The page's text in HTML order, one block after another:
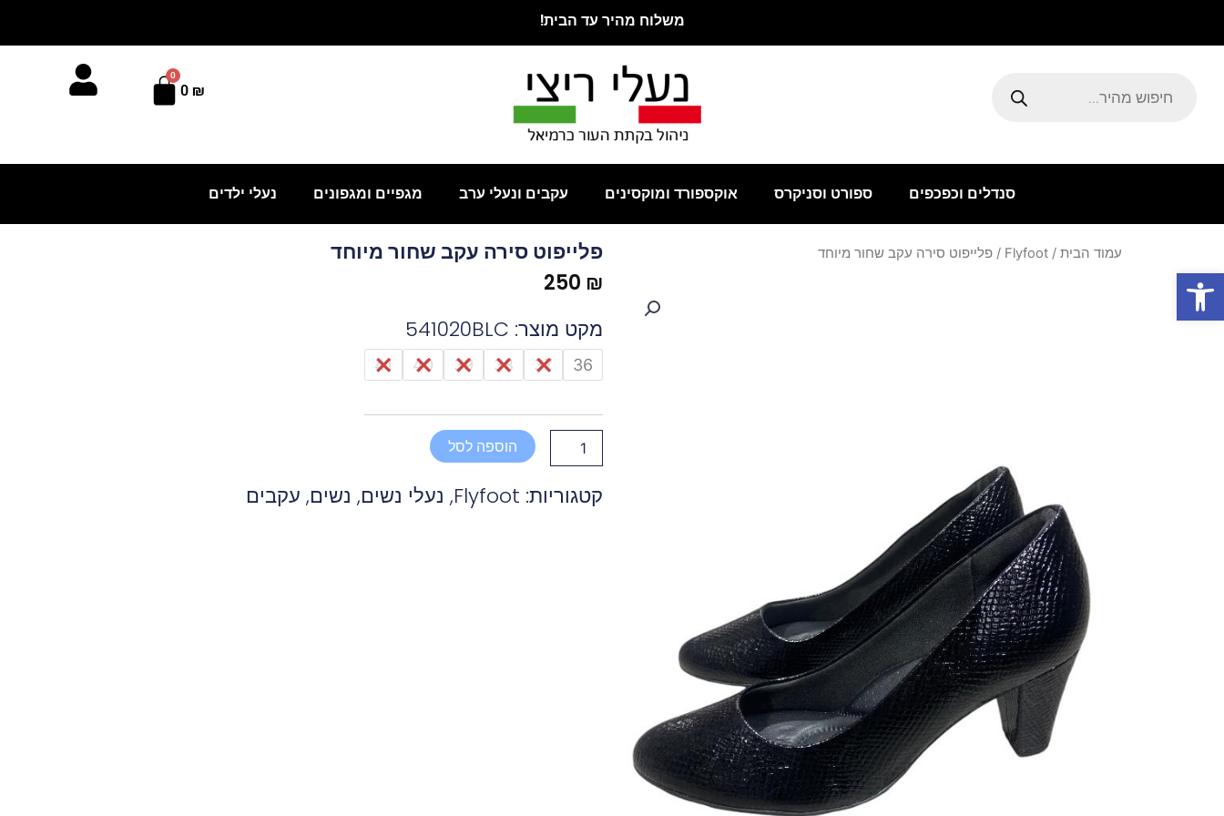
פתח סרגל נגישות
משלוח מהיר עד הבית!
0 ₪
0
עגלת
סנדלים וכפכפים ספורט וסניקרס אוקספורד ומוקסינים עקבים ונעלי ערב מגפיים ומגפונים נעלי ילדים
עמוד הבית /
Flyfoot / פלייפוט סירה עקב שחור מיוחד
פלייפוט סירה עקב שחור מיוחד
250 ₪
מקט מוצר: 541020BLC
36
37
38
39
40
41
כמות
של
שחור
הוספה לסל
קטגוריות: Flyfoot
, נעלי נשים, נשים, עקבים